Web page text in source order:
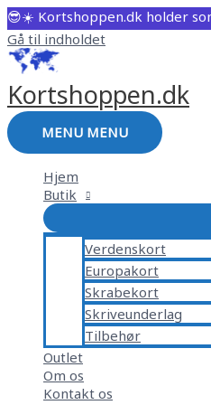
😎☀️ Kortshoppen.dk holder
Gå til indholdet
Kortshoppen.dk
MENU MENU
Hjem
Butik
Verdenskort
Europakort
Skrabekort
Skriveunderlag
Tilbehør
Outlet
Om os
Kontakt os